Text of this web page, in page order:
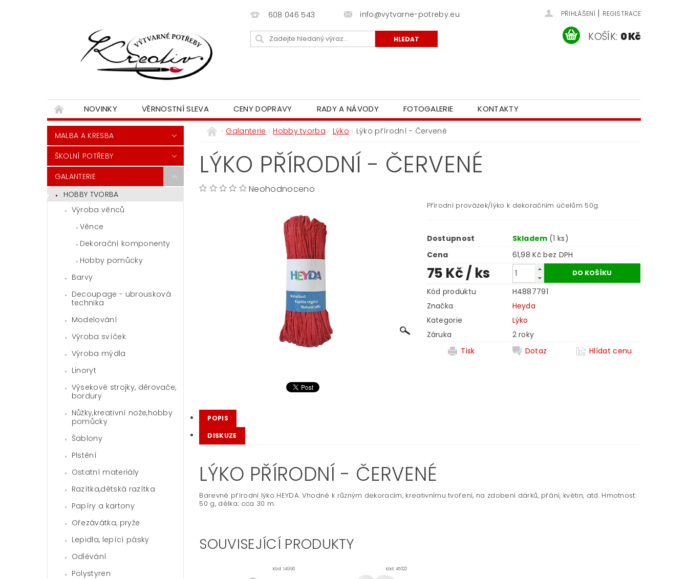
608 046 543 info@vytvarne-potreby.eu PŘIHLÁŠENÍ | REGISTRACE
KOŠÍK: 0 Kč
NOVINKY VĚRNOSTNÍ SLEVA CENY DOPRAVY RADY A NÁVODY FOTOGALERIE KONTAKTY
MALBA A KRESBA
ŠKOLNÍ POTŘEBY
GALANTERIE
HOBBY TVORBA
Výroba věnců
Věnce
Dekorační komponenty
Hobby pomůcky
Barvy
Decoupage - ubrousková
technika
Modelování
Výroba svíček
Výroba mýdla
Linoryt
Výsekové strojky, děrovače,
bordury
Nůžky,kreativní nože,hobby
pomůcky
Šablony
Plstění
Ostatní materiály
Razítka,dětská razítka
Papíry a kartony
Ořezávátka, pryže
Lepidla, lepící pásky
Odlévání
Polystyren
Galanterie Hobby tvorba Lýko Lýko přírodní - Červené
LÝKO PŘÍRODNÍ - ČERVENÉ
Neohodnoceno
Přírodní provázek/lýko k dekoračním účelům 50g.
Dostupnost Skladem (1 ks)
Cena
61,98 Kč bez DPH
75 Kč/ ks
Kód produktu
H4887791
Značka
Heyda
Kategorie
Lýko
Záruka
2 roky
Tisk
Dotaz Hlídat cenu
POPIS
DISKUZE
LÝKO PŘÍRODNÍ - ČERVENÉ
Barevné přírodní lýko HEYDA. Vhodné k různým dekoracím, kreativnímu tvoření, na zdobení dárků, přání, květin, atd. Hmotnost:
50 g, délka: cca 30 m.
SOUVISEJÍCÍ PRODUKTY
Kód: 14990 Kód:45022